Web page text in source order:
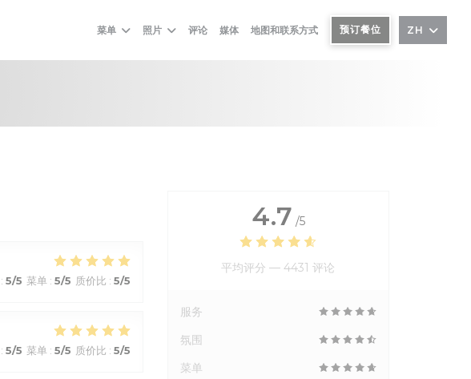
菜单 照片 评论 媒体 地图和联系方式 预订餐位 ZH
: 5/5 菜单: 5/5 质价比 : 5/5
: 5/5 菜单: 5/5 质价比 : 5/5
4.7 /5
平均评分 —4431 评论
服务
氛围
菜单